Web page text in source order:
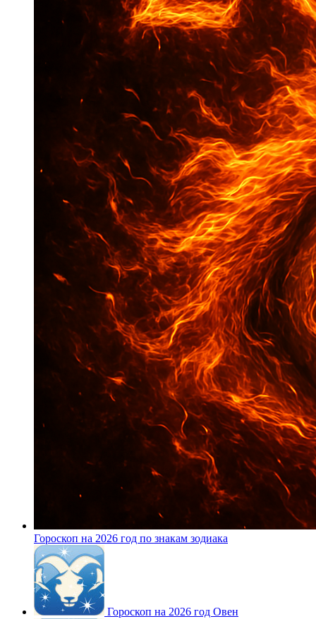
Гороскоп на 2026 год по знакам зодиака
Гороскоп на 2026 год Овен